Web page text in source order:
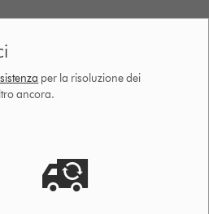
per la risoluzione dei
ancora.